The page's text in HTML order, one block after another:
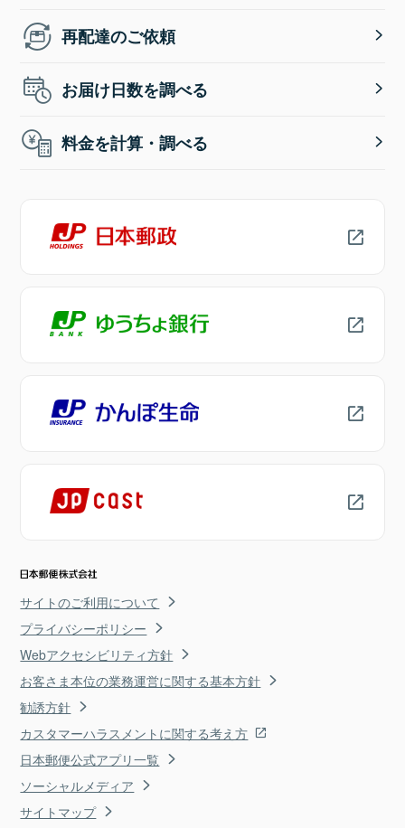
再配達のご依頼
お届け日数を調べる
料金を計算・調べる
サイトのご利用について
プライバシーポリシー
Webアクセシビリティ方針
お客さま本位の業務運営に関する基本方針
勧誘方針
カスタマーハラスメントに関する考え方
日本郵便公式アプリ一覧
ソーシャルメディア
サイトマップ